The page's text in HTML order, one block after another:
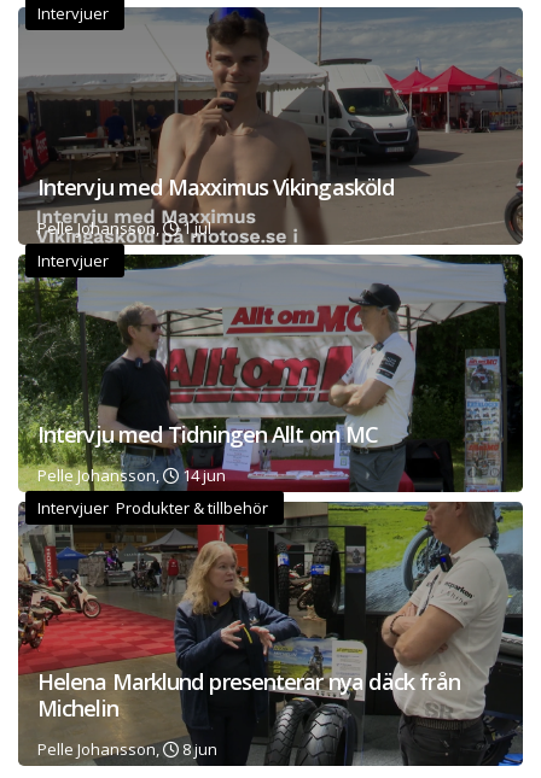
Intervjuer
Intervju med Maxximus Vikingasköld
Pelle Johansson,
1 jul
Intervjuer
Intervju med Tidningen Allt om MC
Pelle Johansson,
14 jun
Intervjuer Produkter & tillbehör
Helena Marklund presenterar nya däck från
Michelin
Pelle Johansson, 8 jun